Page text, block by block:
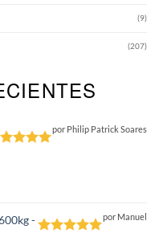
(9)
(207)
por Philip Patrick Soares
-
por Manuel